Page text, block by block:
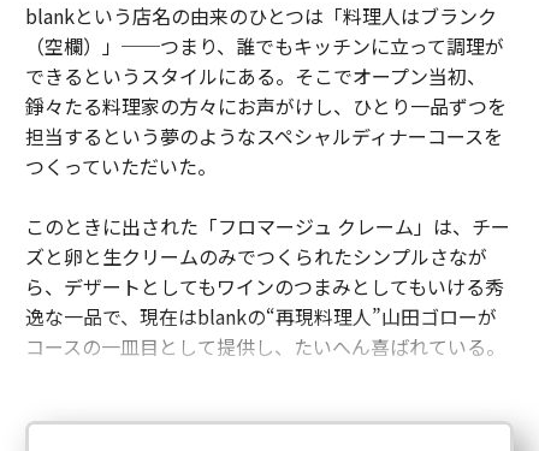
blankという店名の由来のひとつは「料理人はブランク
（空欄）」──つまり、誰でもキッチンに立って調理が
できるというスタイルにある。そこでオープン当初、
錚々たる料理家の方々にお声がけし、ひとり一品ずつを
担当するという夢のようなスペシャルディナーコースを
つくっていただいた。
このときに出された「フロマージュ クレーム」は、チー
ズと卵と生クリームのみでつくられたシンプルさなが
ら、デザートとしてもワインのつまみとしてもいける秀
逸な一品で、現在はblankの“再現料理人”山田ゴローが
コースの一皿目として提供し、たいへん喜ばれている。